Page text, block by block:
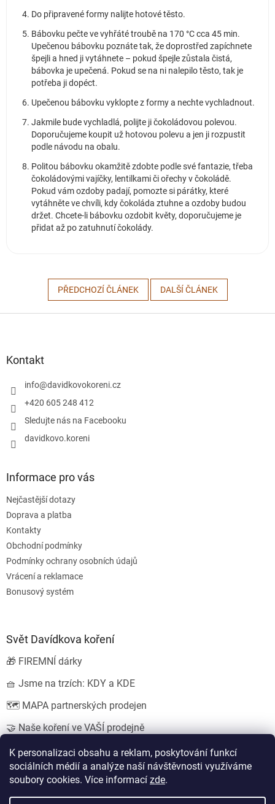
K personalizaci obsahu a reklam, poskytování funkcí
sociálních médií a analýze naší návštěvnosti využíváme
soubory cookies. Více informací zde.
Do připravené formy nalijte hotové těsto.
Bábovku pečte ve vyhřáté troubě na 170 °C cca 45 min.
Upečenou bábovku poznáte tak, že doprostřed zapíchnete
špejli a hned ji vytáhnete – pokud špejle zůstala čistá,
bábovka je upečená. Pokud se na ni nalepilo těsto, tak je
potřeba ji dopéct.
Upečenou bábovku vyklopte z formy a nechte vychladnout.
Jakmile bude vychladlá, polijte ji čokoládovou polevou.
Doporučujeme koupit už hotovou polevu a jen ji rozpustit
podle návodu na obalu.
Politou bábovku okamžitě zdobte podle své fantazie, třeba
čokoládovými vajíčky, lentilkami či ořechy v čokoládě.
Pokud vám ozdoby padají, pomozte si párátky, které
vytáhněte ve chvíli, kdy čokoláda ztuhne a ozdoby budou
držet. Chcete-li bábovku ozdobit květy, doporučujeme je
přidat až po zatuhnutí čokolády.
PŘEDCHOZÍ ČLÁNEK DALŠÍ ČLÁNEK
Kontakt
info@davidkovokoreni.cz
+420 605 248 412
Sledujte nás na Facebooku
davidkovo.koreni
Informace pro vás
Nejčastější dotazy
Doprava a platba
Kontakty
Obchodní podmínky
Podmínky ochrany osobních údajů
Vrácení a reklamace
Bonusový systém
Svět Davídkova koření
🎁 FIREMNÍ dárky
🧺 Jsme na trzích: KDY a KDE
🗺️ MAPA partnerských prodejen
🤝 Naše koření ve VAŠÍ prodejně
💍 SVATEBNÍ dárky